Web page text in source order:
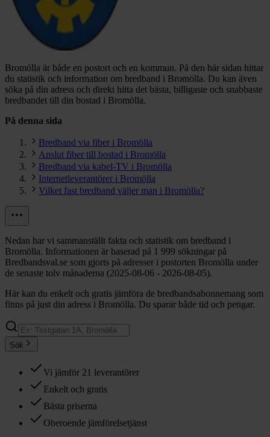
Bromölla är både en postort och en kommun. På den här sidan hittar
du statistik och information om bredband i Bromölla. Du kan även
söka på din adress och direkt hitta det bästa, billigaste och snabbaste
bredbandet till din bostad i Bromölla.
På denna sida
Bredband via fiber i Bromölla
Anslut fiber till bostad i Bromölla
Bredband via kabel-TV i Bromölla
Internetleverantörer i Bromölla
Vilket fast bredband väljer man i Bromölla?
Nedan har vi sammanställt fakta och statistik om bredband i
Bromölla. Informationen är baserad på 1 999 sökningar på
Bredbandsval.se som gjorts på adresser i postorten Bromölla under
de senaste tolv månaderna (2025-08-06 - 2026-08-05).
Här kan du enkelt och gratis jämföra de bredbandsabonnemang som
finns på just din adress i Bromölla. Du sparar både tid och pengar.
Sök
Vi jämför 21 leverantörer
Enkelt och gratis
Bästa priserna
Oberoende jämförelsetjänst